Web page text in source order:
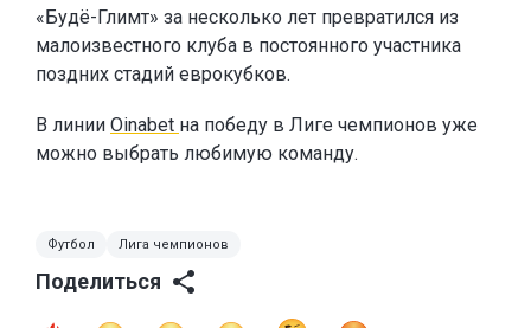
«Будё-Глимт» за несколько лет превратился из
малоизвестного клуба в постоянного участника
поздних стадий еврокубков.
В линии Oinabet на победу в Лиге чемпионов уже
можно выбрать любимую команду.
Футбол Лига чемпионов
Поделиться